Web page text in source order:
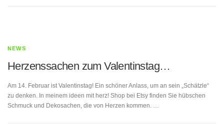
NEWS
Herzenssachen zum Valentinstag…
Am 14. Februar ist Valentinstag! Ein schöner Anlass, um an sein „Schätzle“
zu denken. In meinem ideen mit herz! Shop bei Etsy finden Sie hübschen
Schmuck und Dekosachen, die von Herzen kommen. …